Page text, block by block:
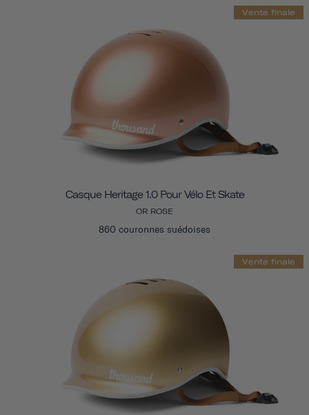
Vente finale
Casque Heritage 1.0 Pour Vélo Et Skate
OR ROSE
860 couronnes suédoises
Vente finale